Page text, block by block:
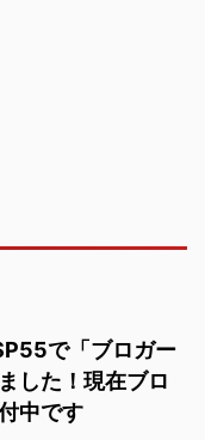
で「ブロガー
した！現在ブロ
中です